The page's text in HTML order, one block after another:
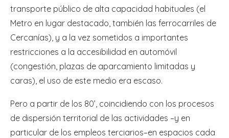
transporte público de alta capacidad habituales (el
Metro en lugar destacado, también las ferrocarriles de
Cercanías), y a la vez sometidos a importantes
restricciones a la accesibilidad en automóvil
(congestión, plazas de aparcamiento limitadas y
caras), el uso de este medio era escaso.
Pero a partir de los 80’, coincidiendo con los procesos
de dispersión territorial de las actividades –y en
particular de los empleos terciarios–en espacios cada